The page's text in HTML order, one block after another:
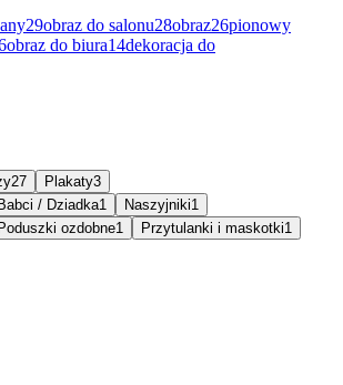
29obraz do salonu28obraz26pionowy
obraz do biura14dekoracja do
27 Plakaty3
/ Dziadka1 Naszyjniki1
ozdobne1 Przytulanki i maskotki1